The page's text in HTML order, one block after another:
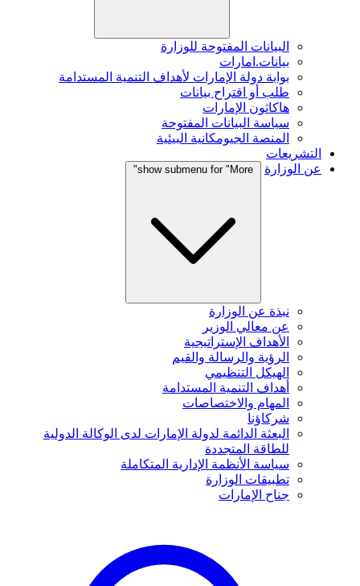
البيانات المفتوحة للوزارة
بيانات.امارات
بوابة دولة الإمارات لأهداف التنمية المستدامة
طلب أو اقتراح بيانات
هاكاثون الإمارات
سياسة البيانات المفتوحة
المنصة الجيومكانية البيئية
التشريعات
عن الوزارة
show submenu for "More"
نبذة عن الوزارة
عن معالي الوزير
الأهداف الإستراتيجية
الرؤية والرسالة والقيم
الهيكل التنظيمي
أهداف التنمية المستدامة
المهام والاختصاصات
شركاؤنا
البعثة الدائمة لدولة الإمارات لدى الوكالة الدولية
للطاقة المتجددة
سياسة الأنظمة الإدارية المتكاملة
تطبيقات الوزارة
جناح الإمارات